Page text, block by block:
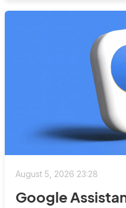
August 5, 2026 23:28
Google